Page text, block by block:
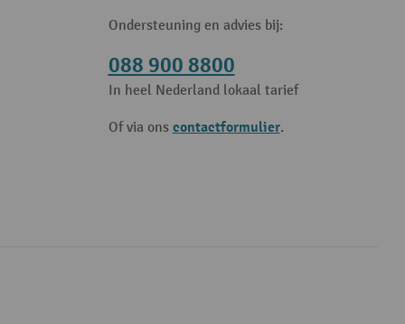
Ondersteuning en advies bij:
088 900 8800
In heel Nederland lokaal tarief
Of via ons contactformulier.